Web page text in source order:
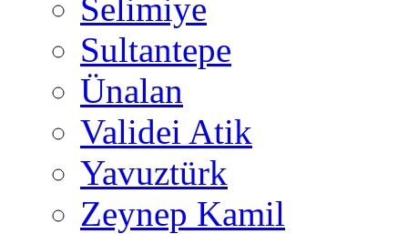
Selimiye
Sultantepe
Ünalan
Validei Atik
Yavuztürk
Zeynep Kamil